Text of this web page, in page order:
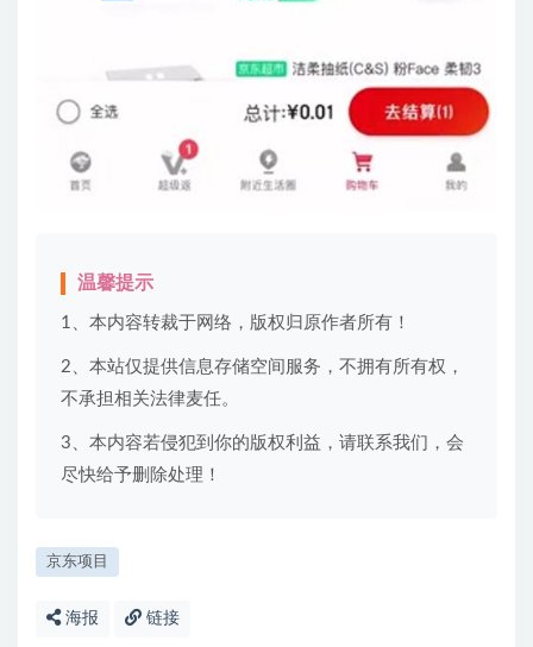
温馨提示
1、本内容转裁于网络，版权归原作者所有！
2、本站仅提供信息存储空间服务，不拥有所有权，
不承担相关法律麦任。
3、本内容若侵犯到你的版权利益，请联系我们，会
尽快给予删除处理！
京东项目
海报 链接